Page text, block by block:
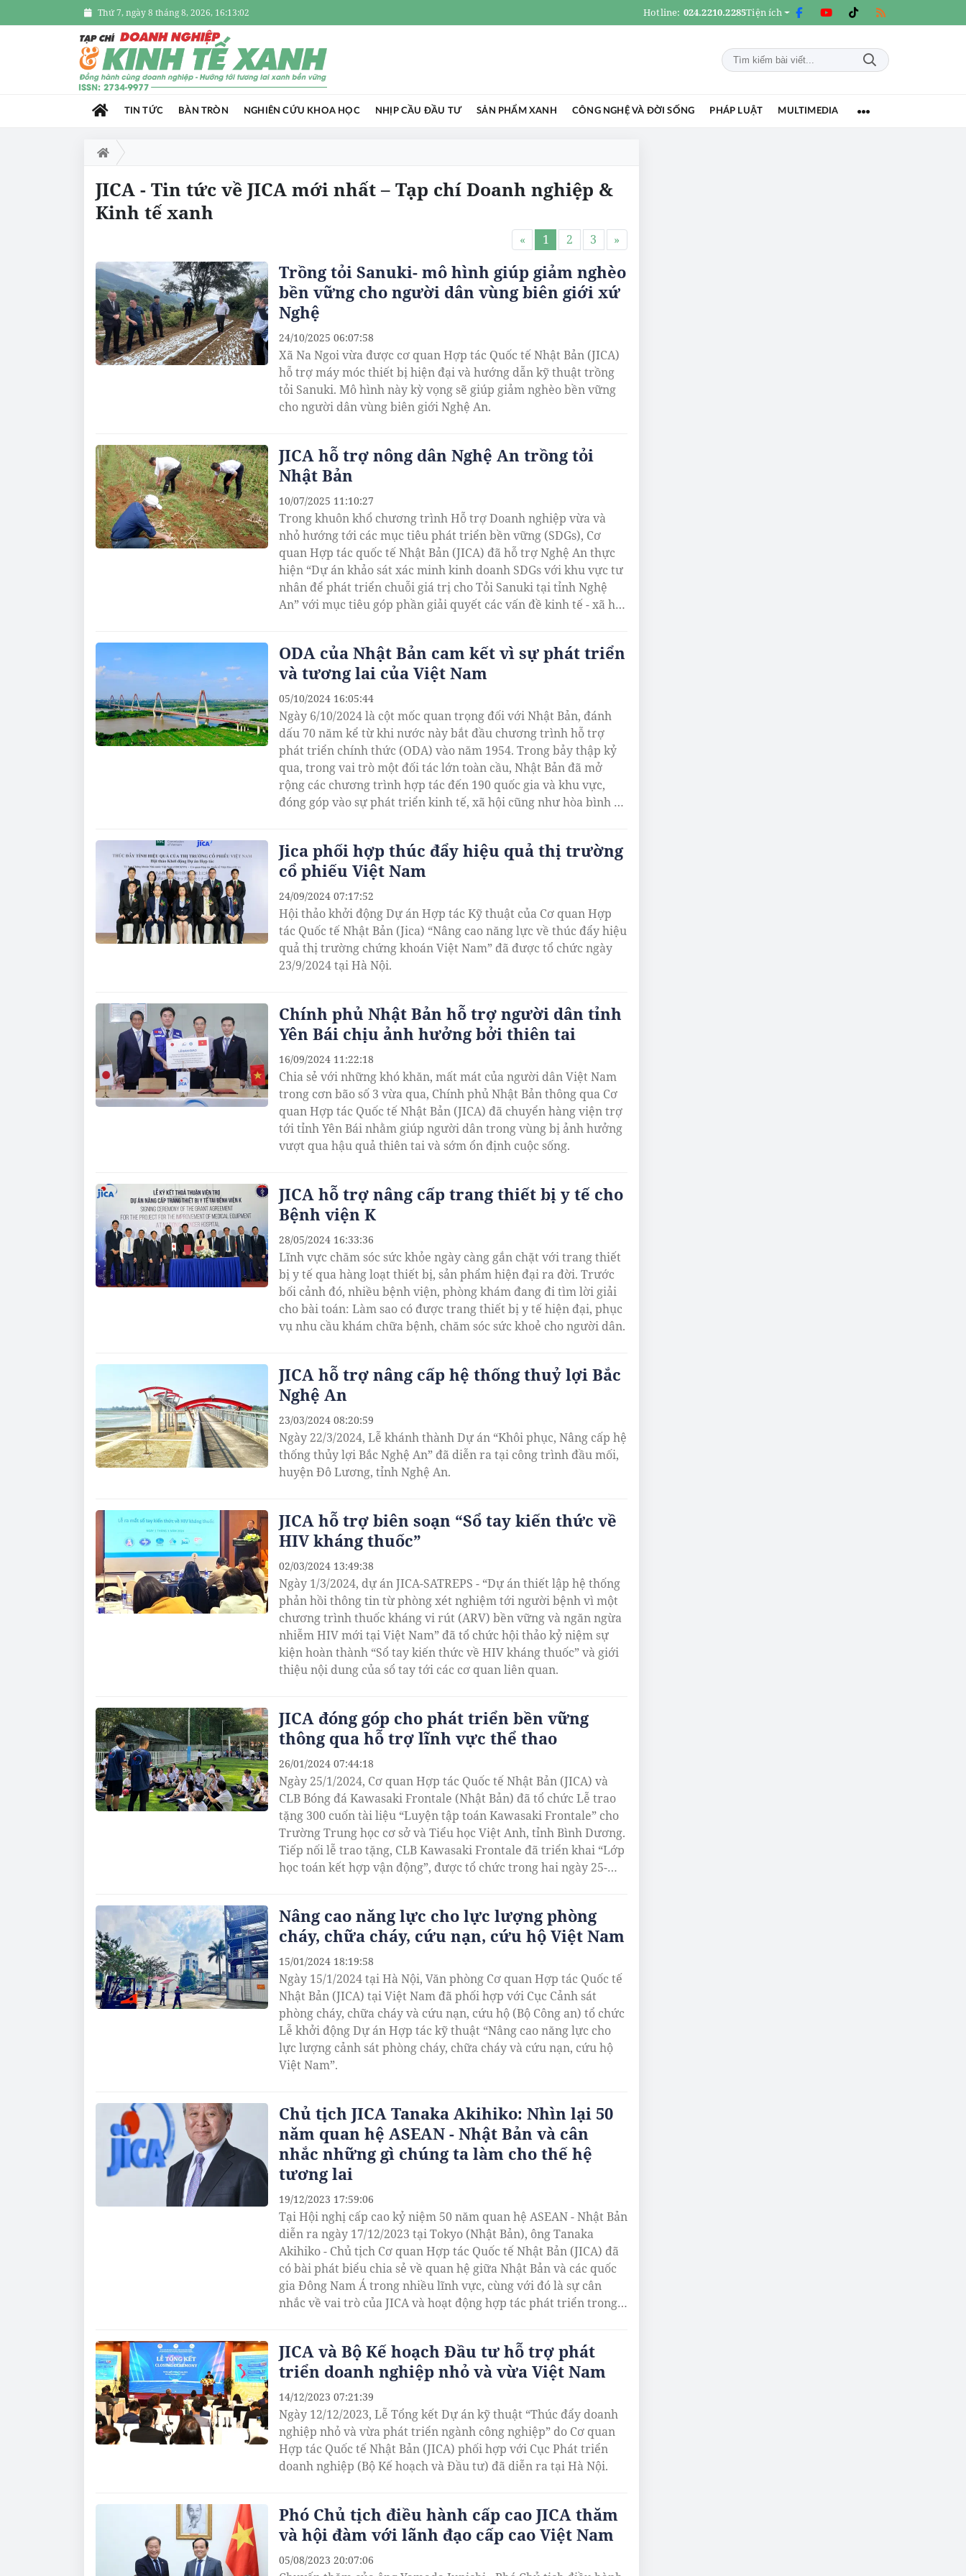
Thứ 7, ngày 8 tháng 8, 2026, 16:13:03 Hotline: 024.2210.2285Tiện ích
TIN TỨC BÀN TRÒN NGHIÊN CỨU KHOA HỌC NHỊP CẦU ĐẦU TƯ SẢN PHẨM XANH CÔNG NGHỆ VÀ ĐỜI SỐNG PHÁP LUẬT MULTIMEDIA
JICA - Tin tức về JICA mới nhất – Tạp chí Doanh nghiệp &
Kinh tế xanh
« 1 2 3 »
Trồng tỏi Sanuki- mô hình giúp giảm nghèo
bền vững cho người dân vùng biên giới xứ
Nghệ
Xã Na Ngoi vừa được cơ quan Hợp tác Quốc tế Nhật Bản (JICA)
hỗ trợ máy móc thiết bị hiện đại và hướng dẫn kỹ thuật trồng
tỏi Sanuki. Mô hình này kỳ vọng sẽ giúp giảm nghèo bền vững
cho người dân vùng biên giới Nghệ An.
24/10/2025 06:07:58
JICA hỗ trợ nông dân Nghệ An trồng tỏi
Nhật Bản
Trong khuôn khổ chương trình Hỗ trợ Doanh nghiệp vừa và
nhỏ hướng tới các mục tiêu phát triển bền vững (SDGs), Cơ
quan Hợp tác quốc tế Nhật Bản (JICA) đã hỗ trợ Nghệ An thực
hiện “Dự án khảo sát xác minh kinh doanh SDGs với khu vực tư
nhân để phát triển chuỗi giá trị cho Tỏi Sanuki tại tỉnh Nghệ
An” với mục tiêu góp phần giải quyết các vấn đề kinh tế - xã hội
10/07/2025 11:10:27
ODA của Nhật Bản cam kết vì sự phát triển
và tương lai của Việt Nam
Ngày 6/10/2024 là cột mốc quan trọng đối với Nhật Bản, đánh
dấu 70 năm kể từ khi nước này bắt đầu chương trình hỗ trợ
phát triển chính thức (ODA) vào năm 1954. Trong bảy thập kỷ
qua, trong vai trò một đối tác lớn toàn cầu, Nhật Bản đã mở
rộng các chương trình hợp tác đến 190 quốc gia và khu vực,
đóng góp vào sự phát triển kinh tế, xã hội cũng như hòa bình và
05/10/2024 16:05:44
Jica phối hợp thúc đẩy hiệu quả thị trường
cổ phiếu Việt Nam
Hội thảo khởi động Dự án Hợp tác Kỹ thuật của Cơ quan Hợp
tác Quốc tế Nhật Bản (Jica) “Nâng cao năng lực về thúc đẩy hiệu
quả thị trường chứng khoán Việt Nam” đã được tổ chức ngày
23/9/2024 tại Hà Nội.
24/09/2024 07:17:52
Chính phủ Nhật Bản hỗ trợ người dân tỉnh
Yên Bái chịu ảnh hưởng bởi thiên tai
Chia sẻ với những khó khăn, mất mát của người dân Việt Nam
trong cơn bão số 3 vừa qua, Chính phủ Nhật Bản thông qua Cơ
quan Hợp tác Quốc tế Nhật Bản (JICA) đã chuyển hàng viện trợ
tới tỉnh Yên Bái nhằm giúp người dân trong vùng bị ảnh hưởng
vượt qua hậu quả thiên tai và sớm ổn định cuộc sống.
16/09/2024 11:22:18
JICA hỗ trợ nâng cấp trang thiết bị y tế cho
Bệnh viện K
Lĩnh vực chăm sóc sức khỏe ngày càng gắn chặt với trang thiết
bị y tế qua hàng loạt thiết bị, sản phẩm hiện đại ra đời. Trước
bối cảnh đó, nhiều bệnh viện, phòng khám đang đi tìm lời giải
cho bài toán: Làm sao có được trang thiết bị y tế hiện đại, phục
vụ nhu cầu khám chữa bệnh, chăm sóc sức khoẻ cho người dân.
28/05/2024 16:33:36
JICA hỗ trợ nâng cấp hệ thống thuỷ lợi Bắc
Nghệ An
Ngày 22/3/2024, Lễ khánh thành Dự án “Khôi phục, Nâng cấp hệ
thống thủy lợi Bắc Nghệ An” đã diễn ra tại công trình đầu mối,
huyện Đô Lương, tỉnh Nghệ An.
23/03/2024 08:20:59
JICA hỗ trợ biên soạn “Sổ tay kiến thức về
HIV kháng thuốc”
Ngày 1/3/2024, dự án JICA-SATREPS - “Dự án thiết lập hệ thống
phản hồi thông tin từ phòng xét nghiệm tới người bệnh vì một
chương trình thuốc kháng vi rút (ARV) bền vững và ngăn ngừa
nhiễm HIV mới tại Việt Nam” đã tổ chức hội thảo kỷ niệm sự
kiện hoàn thành “Sổ tay kiến thức về HIV kháng thuốc” và giới
thiệu nội dung của sổ tay tới các cơ quan liên quan.
02/03/2024 13:49:38
JICA đóng góp cho phát triển bền vững
thông qua hỗ trợ lĩnh vực thể thao
Ngày 25/1/2024, Cơ quan Hợp tác Quốc tế Nhật Bản (JICA) và
CLB Bóng đá Kawasaki Frontale (Nhật Bản) đã tổ chức Lễ trao
tặng 300 cuốn tài liệu “Luyện tập toán Kawasaki Frontale” cho
Trường Trung học cơ sở và Tiểu học Việt Anh, tỉnh Bình Dương.
Tiếp nối lễ trao tặng, CLB Kawasaki Frontale đã triển khai “Lớp
học toán kết hợp vận động”, được tổ chức trong hai ngày 25-
26/01/2024 07:44:18
Nâng cao năng lực cho lực lượng phòng
cháy, chữa cháy, cứu nạn, cứu hộ Việt Nam
Ngày 15/1/2024 tại Hà Nội, Văn phòng Cơ quan Hợp tác Quốc tế
Nhật Bản (JICA) tại Việt Nam đã phối hợp với Cục Cảnh sát
phòng cháy, chữa cháy và cứu nạn, cứu hộ (Bộ Công an) tổ chức
Lễ khởi động Dự án Hợp tác kỹ thuật “Nâng cao năng lực cho
lực lượng cảnh sát phòng cháy, chữa cháy và cứu nạn, cứu hộ
Việt Nam”.
15/01/2024 18:19:58
Chủ tịch JICA Tanaka Akihiko: Nhìn lại 50
năm quan hệ ASEAN - Nhật Bản và cân
nhắc những gì chúng ta làm cho thế hệ
tương lai
Tại Hội nghị cấp cao kỷ niệm 50 năm quan hệ ASEAN - Nhật Bản
diễn ra ngày 17/12/2023 tại Tokyo (Nhật Bản), ông Tanaka
Akihiko - Chủ tịch Cơ quan Hợp tác Quốc tế Nhật Bản (JICA) đã
có bài phát biểu chia sẻ về quan hệ giữa Nhật Bản và các quốc
gia Đông Nam Á trong nhiều lĩnh vực, cùng với đó là sự cân
nhắc về vai trò của JICA và hoạt động hợp tác phát triển trong
19/12/2023 17:59:06
JICA và Bộ Kế hoạch Đầu tư hỗ trợ phát
triển doanh nghiệp nhỏ và vừa Việt Nam
Ngày 12/12/2023, Lễ Tổng kết Dự án kỹ thuật “Thúc đẩy doanh
nghiệp nhỏ và vừa phát triển ngành công nghiệp” do Cơ quan
Hợp tác Quốc tế Nhật Bản (JICA) phối hợp với Cục Phát triển
doanh nghiệp (Bộ Kế hoạch và Đầu tư) đã diễn ra tại Hà Nội.
14/12/2023 07:21:39
Phó Chủ tịch điều hành cấp cao JICA thăm
và hội đàm với lãnh đạo cấp cao Việt Nam
05/08/2023 20:07:06